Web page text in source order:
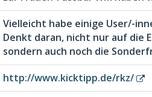
Vielleicht habe einige User/-
Denkt daran, nicht nur auf die
sondern auch noch die
http://www.kicktipp.de/rkz/